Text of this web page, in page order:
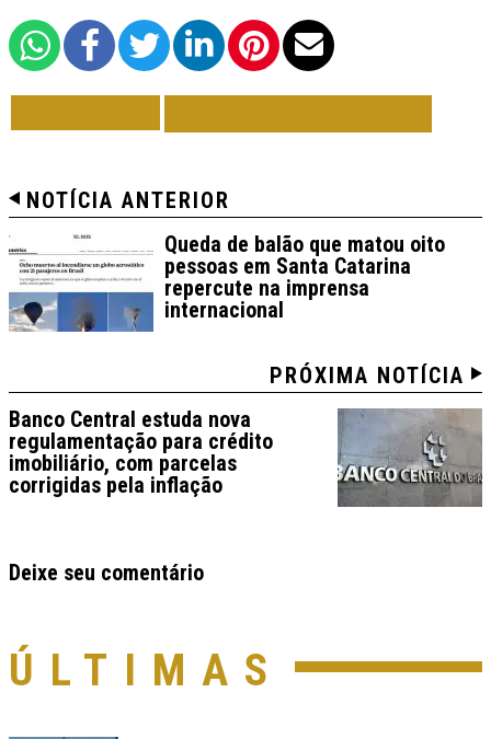
NOTÍCIA ANTERIOR
Queda de balão que matou oito
pessoas em Santa Catarina
repercute na imprensa
internacional
PRÓXIMA NOTÍCIA
Banco Central estuda nova
regulamentação para crédito
imobiliário, com parcelas
corrigidas pela inflação
Deixe seu comentário
ÚLTIMAS